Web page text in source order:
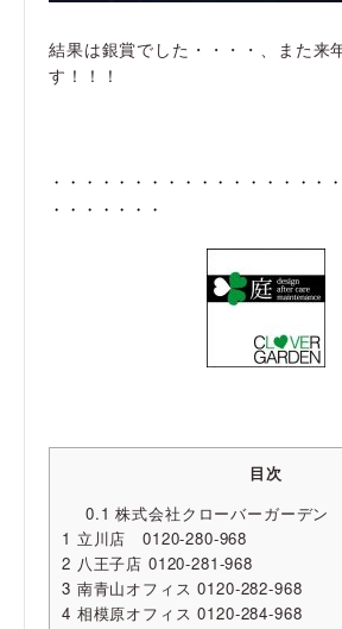
結果は銀賞でした・・・・、また来
す！！！
・・・・・・・・・・・・・・・・・
・・・・・・・
目次
0.1 株式会社クローバーガーデン
1 立川店 0120-280-968
2 八王子店 0120-281-968
3 南青山オフィス 0120-282-968
4 相模原オフィス 0120-284-968